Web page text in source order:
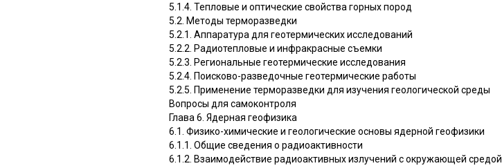
5.1.4. Тепловые и оптические свойства горных пород
5.2. Методы терморазведки
5.2.1. Аппаратура для геотермических исследований
5.2.2. Радиотепловые и инфракрасные съемки
5.2.3. Региональные геотермические исследования
5.2.4. Поисково-разведочные геотермические работы
5.2.5. Применение терморазведки для изучения геологической среды
Вопросы для самоконтроля
Глава 6. Ядерная геофизика
6.1. Физико-химические и геологические основы ядерной геофизики
6.1.1. Общие сведения о радиоактивности
6.1.2. Взаимодействие радиоактивных излучений с окружающей средой